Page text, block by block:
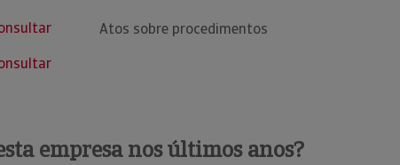
Atos sobre procedimentos
empresa nos últimos anos?